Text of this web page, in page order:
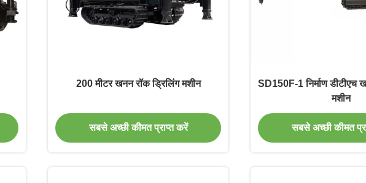
200 मीटर खनन रॉक ड्रिलिंग मशीन
सबसे अच्छी कीमत प्राप्त करें
SD150F-1 निर्माण डीटीएच
मशीन
सबसे अच्छी कीमत